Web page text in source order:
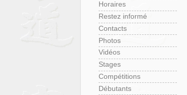
Horaires
Restez informé
Contacts
Photos
Vidéos
Stages
Compétitions
Débutants